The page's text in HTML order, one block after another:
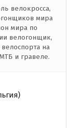
велокросса,
мира
мира по
велогонщик,
на
и гравеле.